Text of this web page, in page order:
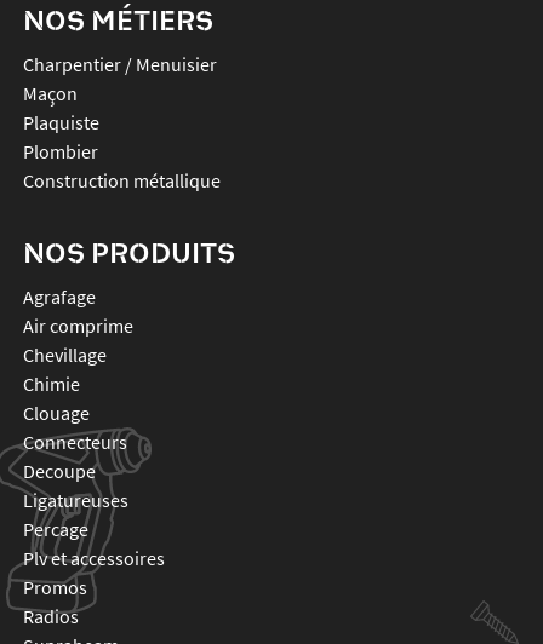
NOS MÉTIERS
Charpentier / Menuisier
Maçon
Plaquiste
Plombier
Construction métallique
NOS PRODUITS
agrafage
air comprime
chevillage
chimie
clouage
connecteurs
decoupe
ligatureuses
percage
plv et accessoires
promos
radios